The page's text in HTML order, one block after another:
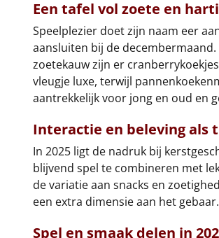
Een tafel vol zoete en
Speelplezier doet zijn naam eer
aansluiten bij de
zoetekauw zijn er
vleugje luxe, terwijl
aantrekkelijk voor jong en oud en
Interactie en beleving als
In 2025 ligt de nadruk bij
blijvend spel te combineren met
de variatie aan snacks en
een extra dimensie aan het
Spel en smaak delen in